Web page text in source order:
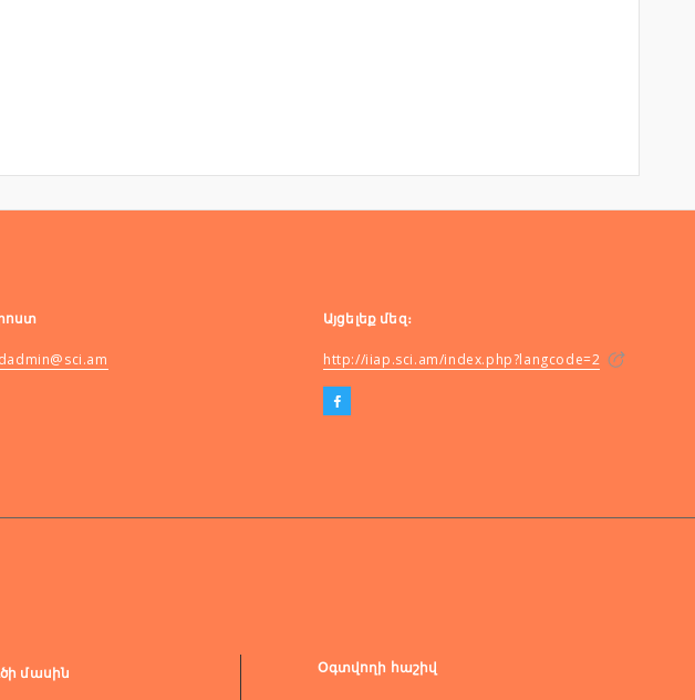
Այցելեք մեզ։
http://iiap.sci.am/index.php?langcode=2
մասին Օգտվողի հաշիվ